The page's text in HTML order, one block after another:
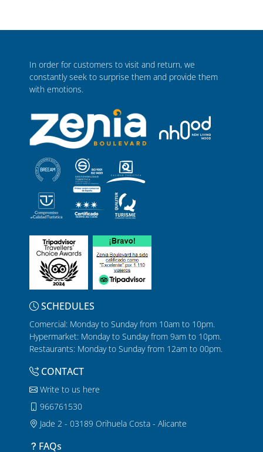
In order for customers to visit and return, we
constantly seek to surprise them and provide them
with emotions.
SCHEDULES
Comercial: Monday to Sunday from 10am to 10pm.
Hypermarket: Monday to Sunday from 9am to 10pm.
Restaurants: Monday to Sunday from 12am to 00pm.
CONTACT
Write to us here
966761530
Jade 2 - 03189 Orihuela Costa - Alicante
FAQs